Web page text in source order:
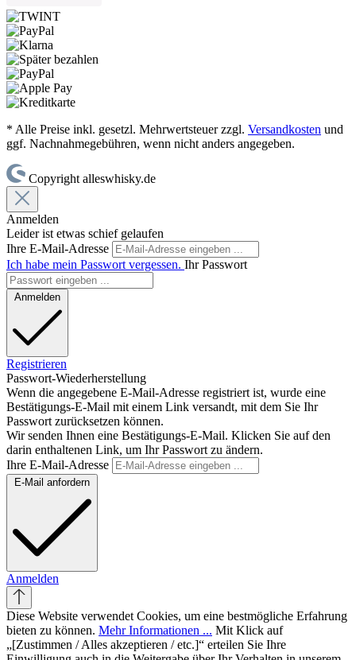
* Alle Preise inkl. gesetzl. Mehrwertsteuer zzgl. Versandkosten und
ggf. Nachnahmegebühren, wenn nicht anders angegeben.
Copyright alleswhisky.de
Anmelden
Leider ist etwas schief gelaufen
Ihre E-Mail-Adresse
Ich habe mein Passwort vergessen. Ihr Passwort
Anmelden
Registrieren
Passwort-Wiederherstellung
Wenn die angegebene E-Mail-Adresse registriert ist, wurde eine
Bestätigungs-E-Mail mit einem Link versandt, mit dem Sie Ihr
Passwort zurücksetzen können.
Wir senden Ihnen eine Bestätigungs-E-Mail. Klicken Sie auf den
darin enthaltenen Link, um Ihr Passwort zu ändern.
Ihre E-Mail-Adresse
E-Mail anfordern
Anmelden
Diese Website verwendet Cookies, um eine bestmögliche Erfahrung
bieten zu können. Mehr Informationen ... Mit Klick auf
„[Zustimmen / Alles akzeptieren / etc.]“ erteilen Sie Ihre